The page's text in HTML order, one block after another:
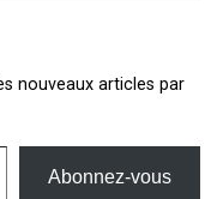
nouveaux articles par
Abonnez-vous